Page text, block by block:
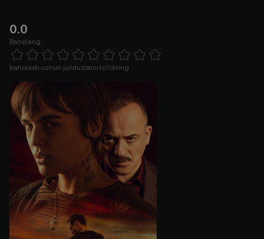
0.0
Baholang
1 Star 2 Stars 3 Stars 4 Stars5 Stars 6 Stars7 Stars8 Stars
baholash uchun yulduzlarni to'ldiring